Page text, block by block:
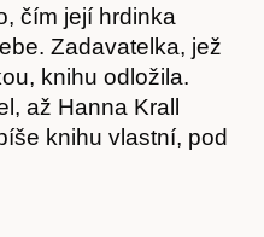
čím její hrdinka
Zadavatelka, jež
knihu odložila.
až Hanna Krall
knihu vlastní, pod